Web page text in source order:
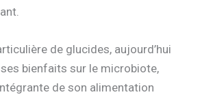
de glucides, aujourd’hui
bienfaits sur le microbiote,
de son alimentation